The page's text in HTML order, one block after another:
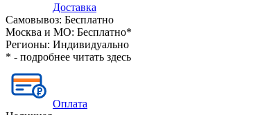
Доставка
Самовывоз: Бесплатно
Москва и МО: Бесплатно*
Регионы: Индивидуально
* - подробнее читать здесь
Оплата